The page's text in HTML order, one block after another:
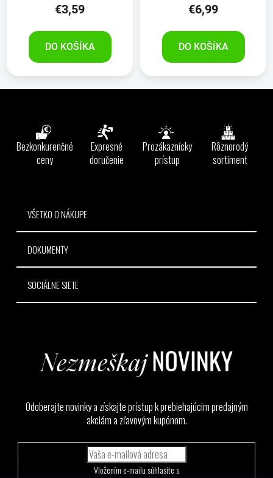
€3,59
DO KOŠÍKA
€6,99
DO KOŠÍKA
Bezkonkurenčné
ceny
Expresné
doručenie
Prozákaznícky
prístup
Rôznorodý
sortiment
VŠETKO O NÁKUPE
DOKUMENTY
SOCIÁLNE SIETE
Odoberajte novinky a získajte prístup k prebiehajúcim predajným
akciám a zľavovým kupónom.